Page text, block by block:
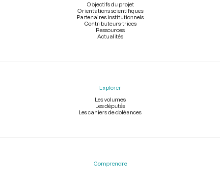
Objectifs du projet
Orientations scientifiques
Partenaires institutionnels
Contributeurs-trices
Ressources
Actualités
Explorer
Les volumes
Les députés
Les cahiers de doléances
Comprendre